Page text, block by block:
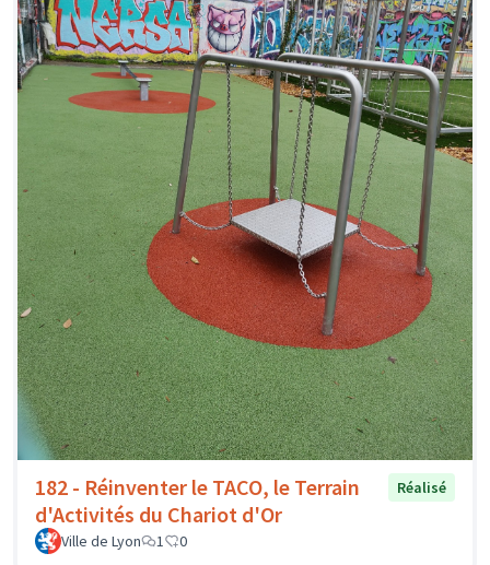
182 - Réinventer le TACO, le Terrain
d'Activités du Chariot d'Or
Réalisé
Ville de Lyon 1 0